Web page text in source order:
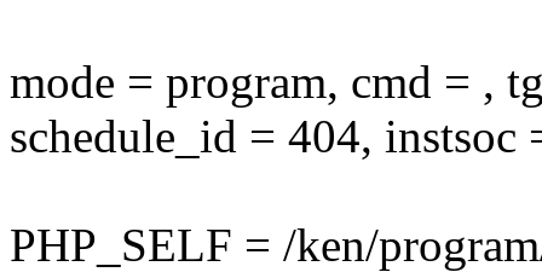
mode = program, cmd = ,
schedule_id = 404, instsoc
PHP_SELF = /ken/